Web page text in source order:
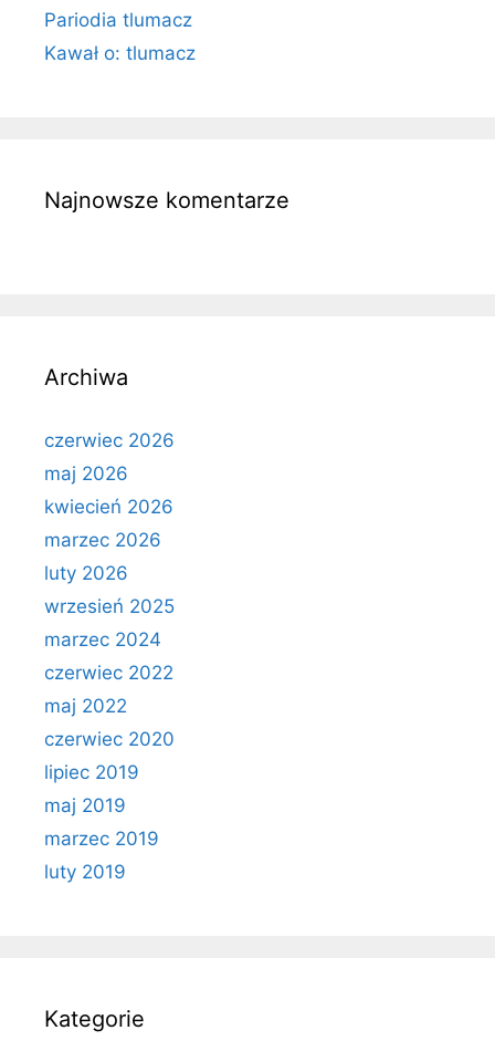
Pariodia tlumacz
Kawał o: tlumacz
Najnowsze komentarze
Archiwa
czerwiec 2026
maj 2026
kwiecień 2026
marzec 2026
luty 2026
wrzesień 2025
marzec 2024
czerwiec 2022
maj 2022
czerwiec 2020
lipiec 2019
maj 2019
marzec 2019
luty 2019
Kategorie